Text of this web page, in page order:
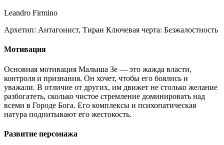
Leandro Firmino
Архетип: Антагонист, Тиран Ключевая черта: Безжалостность
Мотивация
Основная мотивация Малыша Зе — это жажда власти,
контроля и признания. Он хочет, чтобы его боялись и
уважали. В отличие от других, им движет не столько желание
разбогатеть, сколько чистое стремление доминировать над
всеми в Городе Бога. Его комплексы и психопатическая
натура подпитывают его жестокость.
Развитие персонажа